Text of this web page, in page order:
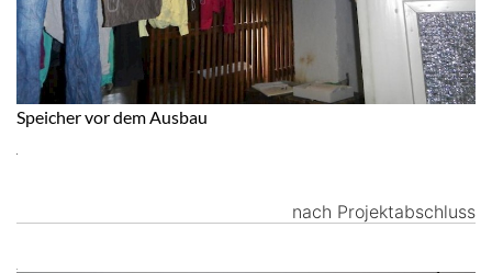
Speicher vor dem Ausbau
nach Projektabschluss